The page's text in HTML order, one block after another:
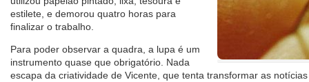
estilete, e demorou quatro horas para
finalizar o trabalho.
Para poder observar a quadra, a lupa é um
instrumento quase que obrigatório. Nada
escapa da criatividade de Vicente, que tenta transformar as